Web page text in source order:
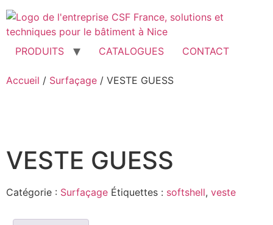
Aller
au
contenu
PRODUITS
CATALOGUES CONTACT
Accueil / Surfaçage / VESTE GUESS
VESTE GUESS
Catégorie : Surfaçage Étiquettes : softshell, veste